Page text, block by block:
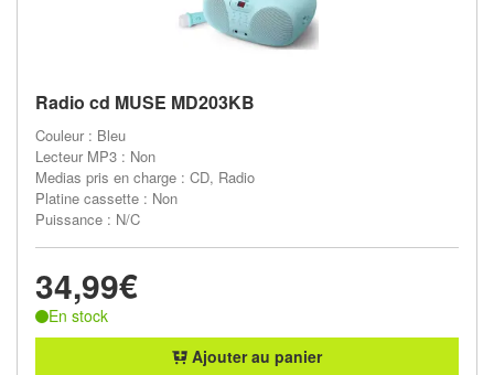
Radio cd MUSE MD203KB
Couleur : Bleu
Lecteur MP3 : Non
Medias pris en charge : CD, Radio
Platine cassette : Non
Puissance : N/C
34,99€
En stock
Ajouter au panier